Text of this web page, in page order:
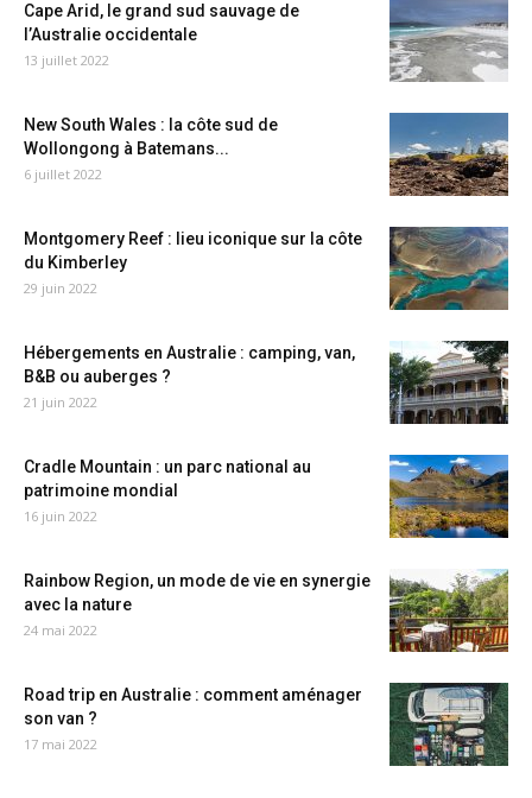
Cape Arid, le grand sud sauvage de
l’Australie occidentale
13 juillet 2022
New South Wales : la côte sud de
Wollongong à Batemans...
6 juillet 2022
Montgomery Reef : lieu iconique sur la côte
du Kimberley
29 juin 2022
Hébergements en Australie : camping, van,
B&B ou auberges ?
21 juin 2022
Cradle Mountain : un parc national au
patrimoine mondial
16 juin 2022
Rainbow Region, un mode de vie en synergie
avec la nature
24 mai 2022
Road trip en Australie : comment aménager
son van ?
17 mai 2022